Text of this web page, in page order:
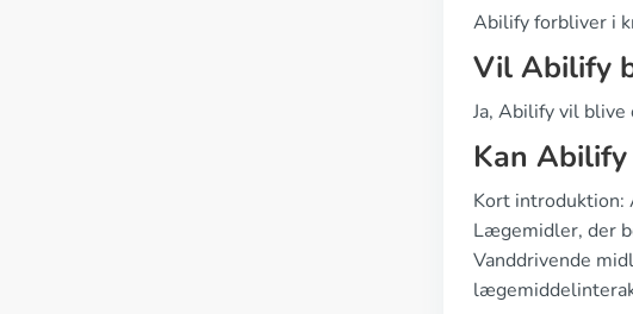
Abilify forbliver i
Vil Abilify
Ja, Abilify vil
Kan
Kort introduktion:
Lægemidler, der
Vanddrivende